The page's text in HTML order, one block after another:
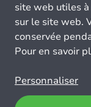
site web utiles
sur le site web.
conservée
Pour en savoir
Personnaliser